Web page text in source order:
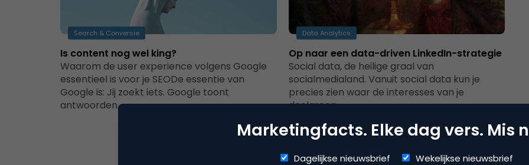
Search & Conversie
Is content nog wel king?
Waarom de user experience volgens Google
essentieel is voor je SEODe essentie van
Google is: Jij zoekt iets. Google toont
antwoorden.…
Data Analytics
Op naar een data-driven LinkedIn-strategie
Social data, de heilige graal van
socialmedialand. Vanuit social data kun je
precies zien waar de interesses van je
doelgroep…
Marketingfacts. Elke dag vers. Mis
Dagelijkse nieuwsbrief Wekelijkse nieuwsbrief